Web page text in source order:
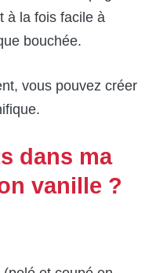
à la fois facile à
bouchée.
vous pouvez créer
dans ma
vanille ?